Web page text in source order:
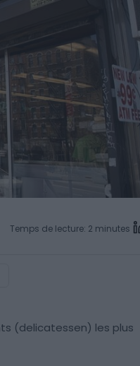
Temps de lecture: 2 minutes
(delicatessen) les plus